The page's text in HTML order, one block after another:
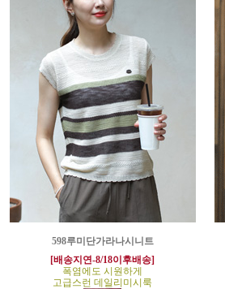
598루미단가라나시니트
[배송지연-8/18이후배송]
폭염에도 시원하게
고급스런 데일리미시룩